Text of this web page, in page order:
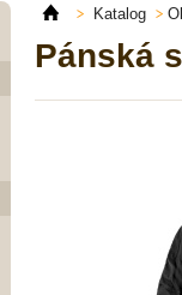
Katalog
Pánská